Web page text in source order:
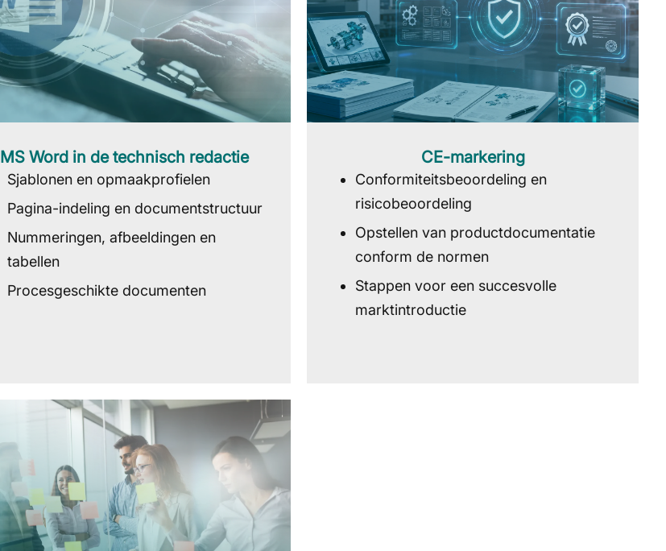
MS Word in de technisch redactie
Sjablonen en opmaakprofielen
Pagina-indeling en documentstructuur
Nummeringen, afbeeldingen en
tabellen
Procesgeschikte documenten
CE-markering
­Conformiteitsbeoordeling en
risicobeoordeling
­Opstellen van productdocumentatie
conform de normen
Stappen voor een succesvolle
marktintroductie